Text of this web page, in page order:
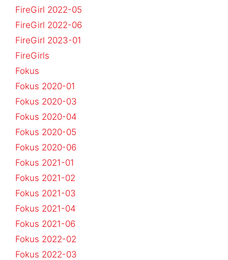
FireGirl 2022-05
FireGirl 2022-06
FireGirl 2023-01
FireGirls
Fokus
Fokus 2020-01
Fokus 2020-03
Fokus 2020-04
Fokus 2020-05
Fokus 2020-06
Fokus 2021-01
Fokus 2021-02
Fokus 2021-03
Fokus 2021-04
Fokus 2021-06
Fokus 2022-02
Fokus 2022-03